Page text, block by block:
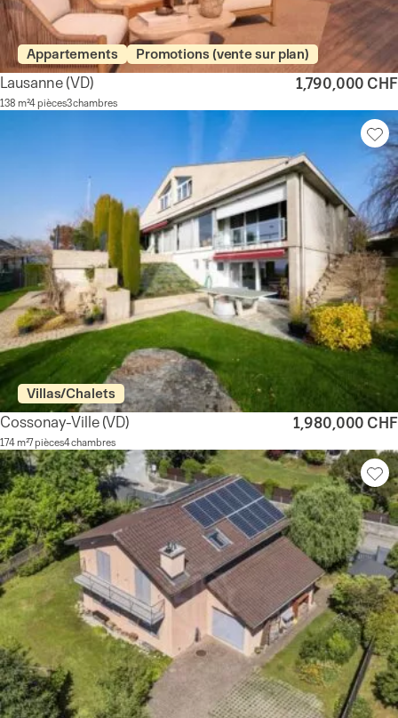
Appartements Promotions (vente sur plan)
Lausanne(VD)
138 m²4 pièces3 chambres
1,790,000 CHF
Villas/Chalets
Cossonay-Ville (VD)
174 m²7 pièces4 chambres
1,980,000 CHF